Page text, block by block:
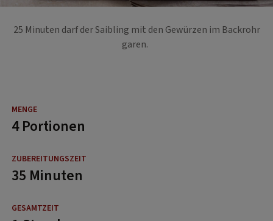
25 Minuten darf der Saibling mit den Gewürzen im Backrohr
garen.
4 Portionen
35 Minuten